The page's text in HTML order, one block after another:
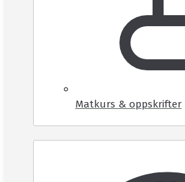
Matkurs & oppskrifter